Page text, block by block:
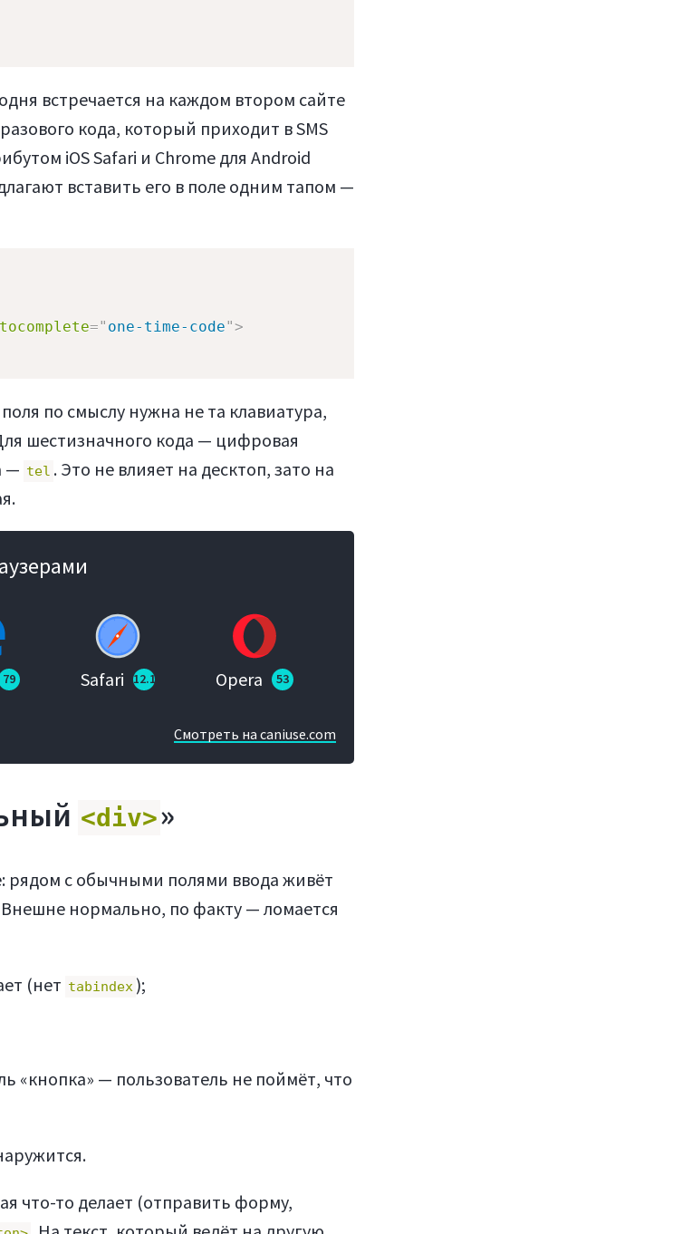
встречается на каждом втором сайте
кода, который приходит в SMS
iOS Safari и Chrome для Android
вставить его в поле одним тапом —
=" one-time-code">
поля по смыслу нужна не та клавиатура,
шестизначного кода — цифровая
— tel . Это не влияет на десктоп, зато на
79 Safari 12.1 Opera 53
Смотреть на caniuse.com
<div>»
рядом с обычными полями ввода живёт
Внешне нормально, по факту — ломается
(нет tabindex );
«кнопка» — пользователь не поймёт, что
что-то делает (отправить форму,